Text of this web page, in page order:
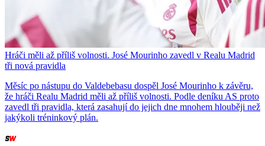
Hráči měli až příliš volnosti. José Mourinho zavedl v Realu Madrid
tři nová pravidla
Měsíc po nástupu do Valdebebasu dospěl José Mourinho k závěru,
že hráči Realu Madrid měli až příliš volnosti. Podle deníku AS proto
zavedl tři pravidla, která zasahují do jejich dne mnohem hlouběji než
jakýkoli tréninkový plán.